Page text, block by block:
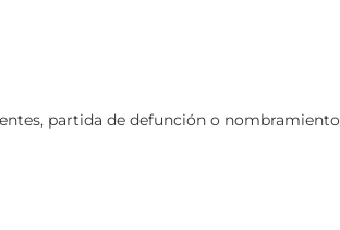
partida de defunción o nombramiento